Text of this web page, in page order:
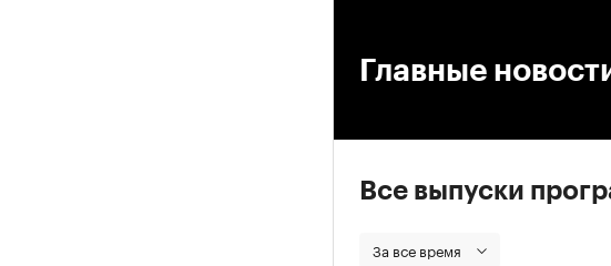
Главные
Все выпуски
За все время